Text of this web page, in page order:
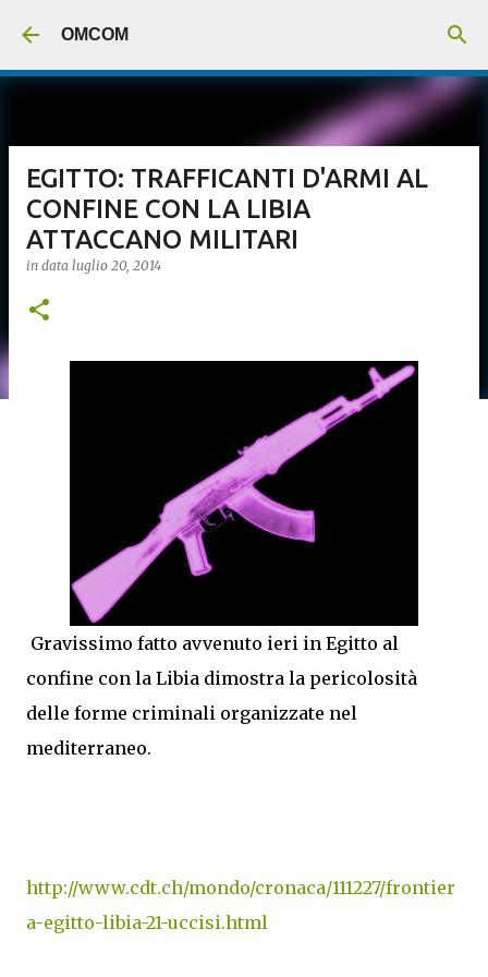
OMCOM
EGITTO: TRAFFICANTI D'ARMI AL
CONFINE CON LA LIBIA
ATTACCANO MILITARI
in data luglio 20, 2014
Gravissimo fatto avvenuto ieri in Egitto al
confine con la Libia dimostra la pericolosità
delle forme criminali organizzate nel
mediterraneo.
http://www.cdt.ch/mondo/cronaca/111227/frontier
a-egitto-libia-21-uccisi.html